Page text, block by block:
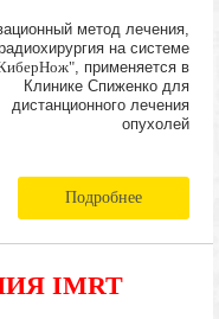
метод лечения,
на системе
, применяется в
Клинике Спиженко для
дистанционного лечения
опухолей
Подробнее
IMRT